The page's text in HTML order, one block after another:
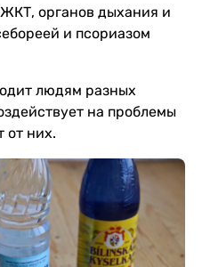
органов дыхания и
и псориазом
людям разных
на проблемы
от них.